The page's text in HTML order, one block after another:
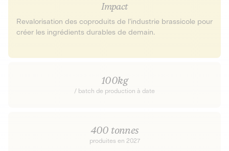
Impact
Revalorisation des coproduits de l’industrie brassicole pour
créer les ingrédients durables de demain.
100kg
/ batch de production à date
400 tonnes
produites en 2027